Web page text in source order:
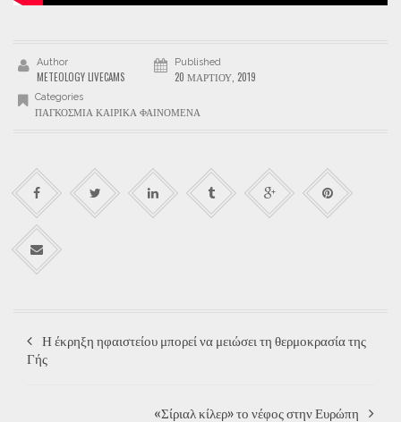
Author
METEOLOGY LIVECAMS
Published
20 ΜΑΡΤΊΟΥ, 2019
Categories
ΠΑΓΚΌΣΜΙΑ ΚΑΙΡΙΚΆ ΦΑΙΝΌΜΕΝΑ
Η έκρηξη ηφαιστείου μπορεί να μειώσει τη θερμοκρασία της
Γής
«Σίριαλ κίλερ» το νέφος στην Ευρώπη